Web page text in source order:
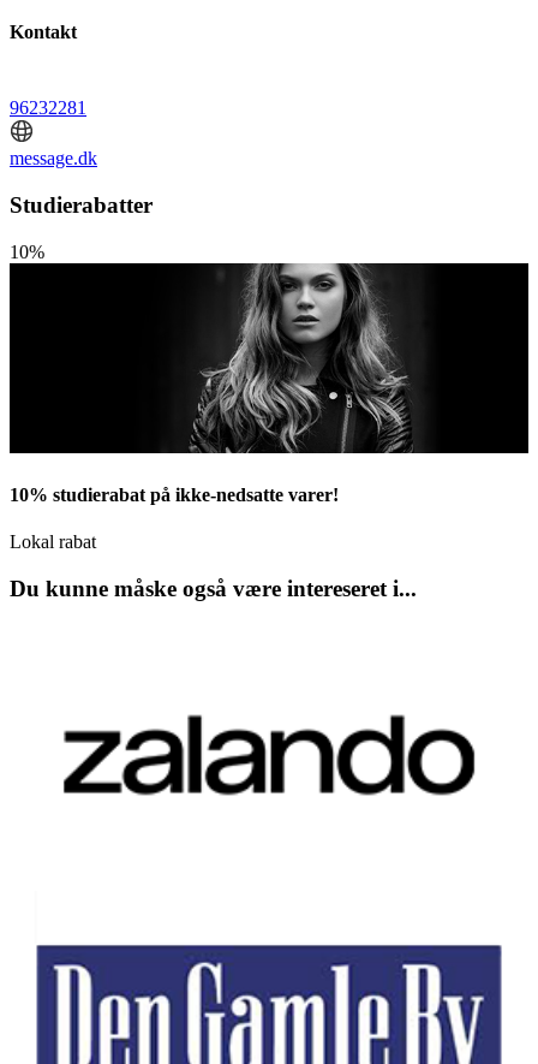
Kontakt
96232281
message.dk
Studierabatter
10%
10% studierabat på ikke-nedsatte varer!
Lokal rabat
Du kunne måske også være intereseret i...